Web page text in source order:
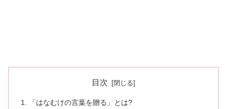
目次
「はなむけの言葉を贈る」とは?